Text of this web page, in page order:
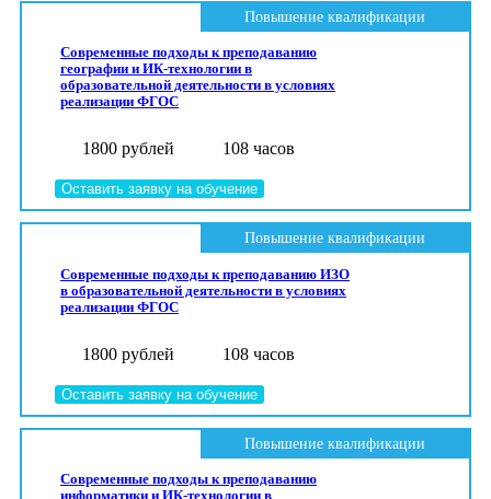
Современные подходы к преподаванию
географии и ИК-технологии в
образовательной деятельности в условиях
реализации ФГОС
1800 рублей 108 часов
Оставить заявку на обучение
Повышение квалификации
Современные подходы к преподаванию ИЗО
в образовательной деятельности в условиях
реализации ФГОС
1800 рублей 108 часов
Оставить заявку на обучение
Повышение квалификации
Современные подходы к преподаванию
информатики и ИК-технологии в
Повышение квалификации